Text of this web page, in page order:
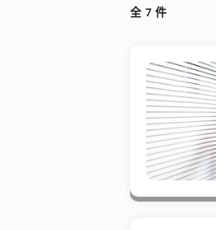
全 7 件